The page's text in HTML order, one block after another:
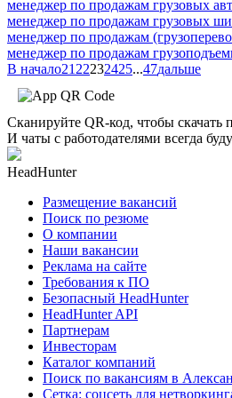
менеджер по продажам грузовых
менеджер по продажам грузовых
менеджер по продажам
менеджер по продажам
В начало21 22232425...47дальше
Сканируйте QR-код, чтобы скачать
И чаты с работодателями всегда
HeadHunter
Размещение вакансий
Поиск по резюме
О компании
Наши вакансии
Реклама на сайте
Требования к ПО
Безопасный HeadHunter
HeadHunter API
Партнерам
Инвесторам
Каталог компаний
Поиск по вакансиям в
Сетка: соцсеть для